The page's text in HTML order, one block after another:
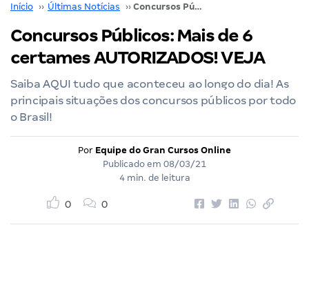
Início ›› Últimas Notícias ›› Concursos Públicos: Mais de 6 certames AUTORIZADOS! VEJA
Concursos Públicos: Mais de 6
certames AUTORIZADOS! VEJA
Saiba AQUI tudo que aconteceu ao longo do dia! As
principais situações dos concursos públicos por todo
o Brasil!
Por Equipe do Gran Cursos Online
Publicado em 08/03/21
4 min. de leitura
0 0